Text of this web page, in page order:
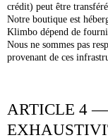
crédit) peut être
Notre boutique est
Klimbo dépend de
Nous ne sommes pas
provenant de ces
ARTICLE 4